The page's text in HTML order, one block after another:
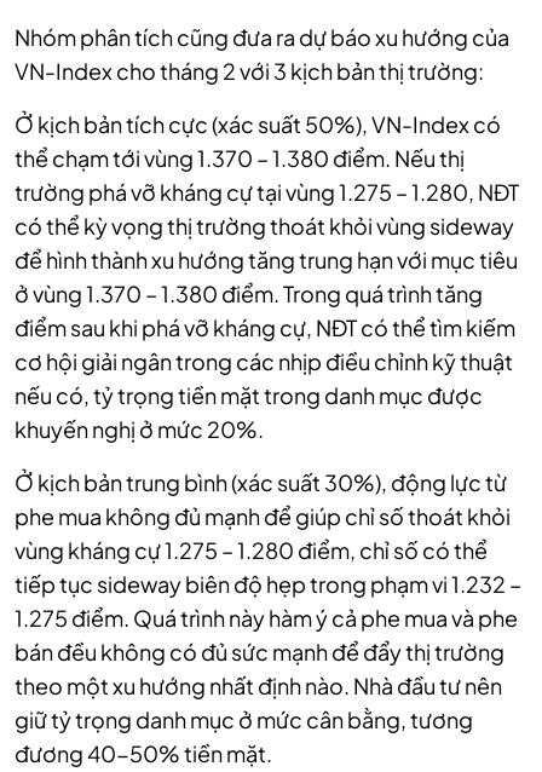
Nhóm phân tích cũng đưa ra dự báo xu hướng của
VN-Index cho tháng 2 với 3 kịch bản thị trường:
Ở kịch bản tích cực (xác suất 50%), VN-Index có
thể chạm tới vùng 1.370 – 1.380 điểm. Nếu thị
trường phá vỡ kháng cự tại vùng 1.275 – 1.280, NĐT
có thể kỳ vọng thị trường thoát khỏi vùng sideway
để hình thành xu hướng tăng trung hạn với mục tiêu
ở vùng 1.370 – 1.380 điểm. Trong quá trình tăng
điểm sau khi phá vỡ kháng cự, NĐT có thể tìm kiếm
cơ hội giải ngân trong các nhịp điều chỉnh kỹ thuật
nếu có, tỷ trọng tiền mặt trong danh mục được
khuyến nghị ở mức 20%.
Ở kịch bản trung bình (xác suất 30%), động lực từ
phe mua không đủ mạnh để giúp chỉ số thoát khỏi
vùng kháng cự 1.275 – 1.280 điểm, chỉ số có thể
tiếp tục sideway biên độ hẹp trong phạm vi 1.232 –
1.275 điểm. Quá trình này hàm ý cả phe mua và phe
bán đều không có đủ sức mạnh để đẩy thị trường
theo một xu hướng nhất định nào. Nhà đầu tư nên
giữ tỷ trọng danh mục ở mức cân bằng, tương
đương 40-50% tiền mặt.